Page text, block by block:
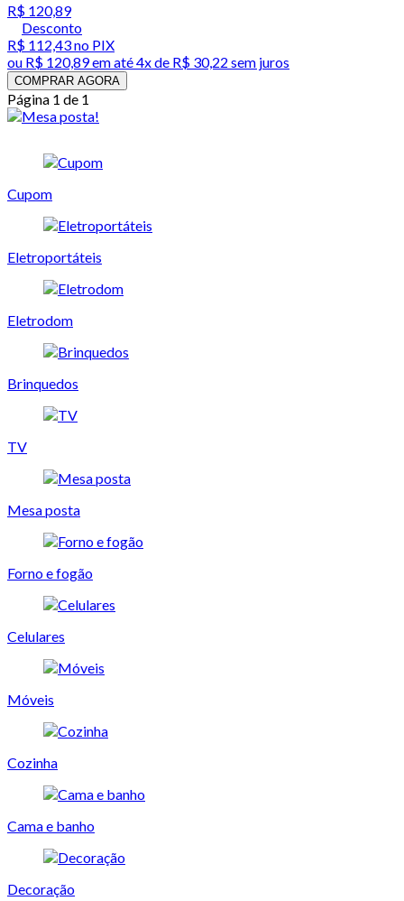
R$ 120,89
Desconto
R$ 112,43no PIX
ou R$ 120,89em até4x de R$ 30,22 sem juros
COMPRAR AGORA
Página 1 de 1
Cupom
Eletroportáteis
Eletrodom
Brinquedos
TV
Mesa posta
Forno e fogão
Celulares
Móveis
Cozinha
Cama e banho
Decoração